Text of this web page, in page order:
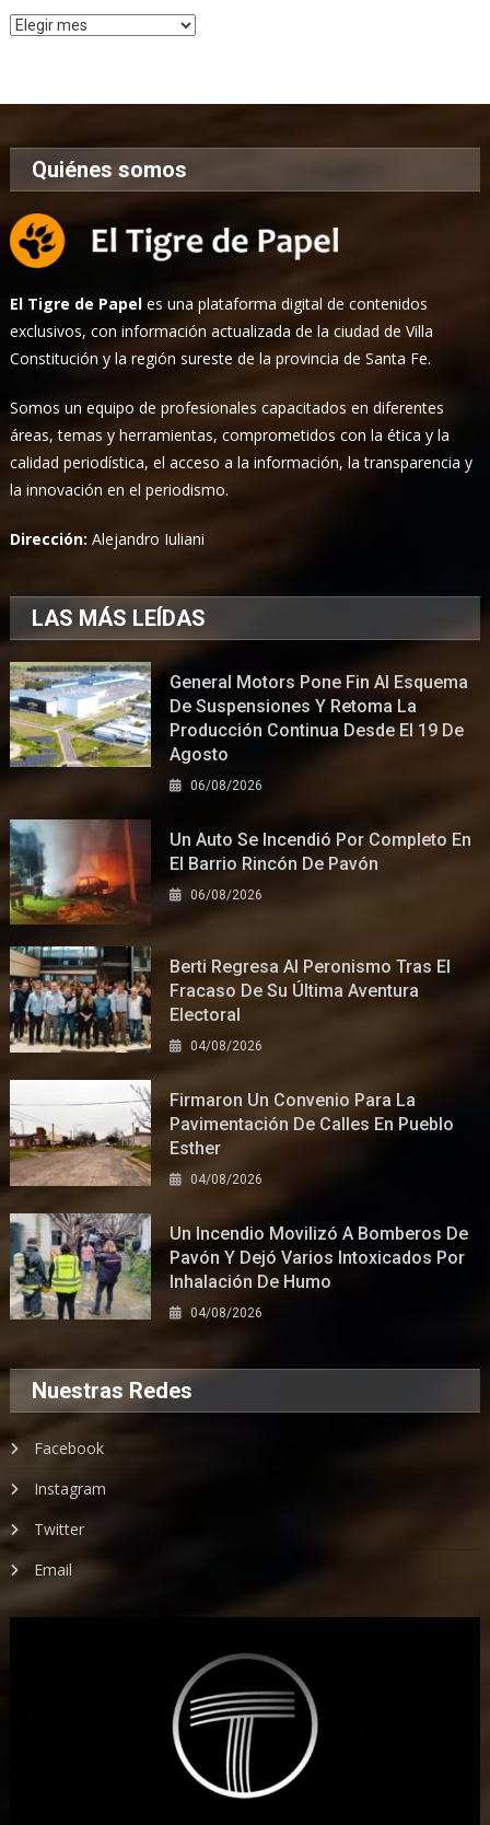
Archivo
Quiénes somos
El Tigre de Papel es una plataforma digital de contenidos
exclusivos, con información actualizada de la ciudad de Villa
Constitución y la región sureste de la provincia de Santa Fe.
Somos un equipo de profesionales capacitados en diferentes
áreas, temas y herramientas, comprometidos con la ética y la
calidad periodística, el acceso a la información, la transparencia y
la innovación en el periodismo.
Dirección:Alejandro Iuliani
LAS MÁS LEÍDAS
General Motors Pone Fin Al Esquema
De Suspensiones Y Retoma La
Producción Continua Desde El 19 De
Agosto
06/08/2026
Un Auto Se Incendió Por Completo En
El Barrio Rincón De Pavón
06/08/2026
Berti Regresa Al Peronismo Tras El
Fracaso De Su Última Aventura
Electoral
04/08/2026
Firmaron Un Convenio Para La
Pavimentación De Calles En Pueblo
Esther
04/08/2026
Un Incendio Movilizó A Bomberos De
Pavón Y Dejó Varios Intoxicados Por
Inhalación De Humo
04/08/2026
Nuestras Redes
Facebook
Instagram
Twitter
Email